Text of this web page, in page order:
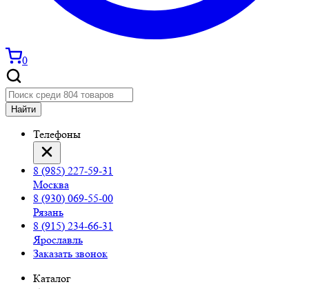
0
Найти
Телефоны
8 (985) 227-59-31
Москва
8 (930) 069-55-00
Рязань
8 (915) 234-66-31
Ярославль
Заказать звонок
Каталог